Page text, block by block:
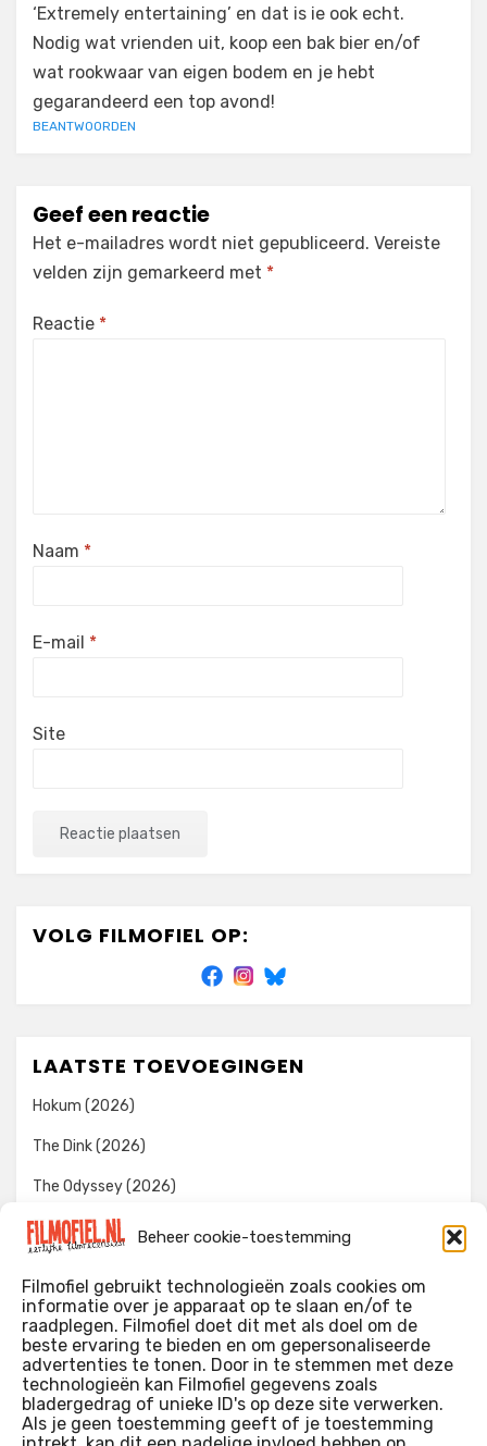
Beheer cookie-toestemming
Filmofiel gebruikt technologieën zoals cookies om
informatie over je apparaat op te slaan en/of te
raadplegen. Filmofiel doet dit met als doel om de
beste ervaring te bieden en om gepersonaliseerde
advertenties te tonen. Door in te stemmen met deze
technologieën kan Filmofiel gegevens zoals
bladergedrag of unieke ID's op deze site verwerken.
Als je geen toestemming geeft of je toestemming
‘Extremely entertaining’ en dat is ie ook echt.
Nodig wat vrienden uit, koop een bak bier en/of
wat rookwaar van eigen bodem en je hebt
gegarandeerd een top avond!
BEANTWOORDEN
Geef een reactie
Het e-mailadres wordt niet gepubliceerd. Vereiste
velden zijn gemarkeerd met *
Reactie *
Naam *
E-mail *
Site
VOLG FILMOFIEL OP:
LAATSTE TOEVOEGINGEN
Hokum (2026)
The Dink (2026)
The Odyssey (2026)
Evil Dead Burn (2026)
WIE IK BEN…?
Ik ben ooit begonnen met m’n recensies omdat ik zoveel
films keek dat ik af en toe niet meer wist welke ik nu wel of